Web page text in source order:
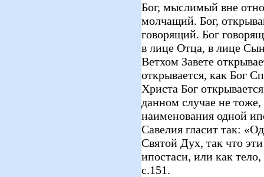
Бог, мыслимый вне
молчащий. Бог,
говорящий. Бог
в лице Отца, в лице
Ветхом Завете
открывается, как Бог
Христа Бог
данном случае не тоже,
наименования одной
Савелия гласит так:
Святой Дух, так что
ипостаси, или как
с.151.